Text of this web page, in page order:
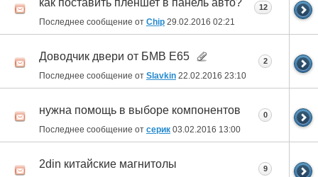
как поставить пленшет в панель авто?
Последнее сообщение от Chip 29.02.2016 02:21
12
Доводчик двери от БМВ Е65
Последнее сообщение от Slavkin 22.02.2016 23:10
2
нужна помощь в выборе компонентов
Последнее сообщение от серик 03.02.2016 13:00
0
2din китайские магнитолы 9